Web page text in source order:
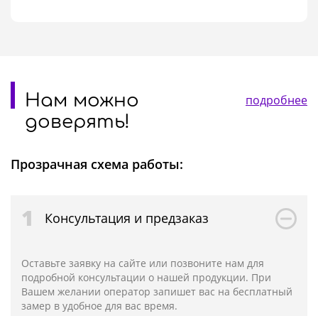
Нам можно
доверять!
подробнее
Прозрачная схема работы:
1 Консультация и предзаказ
Оставьте заявку на сайте или позвоните нам для
подробной консультации о нашей продукции. При
Вашем желании оператор запишет вас на бесплатный
замер в удобное для вас время.